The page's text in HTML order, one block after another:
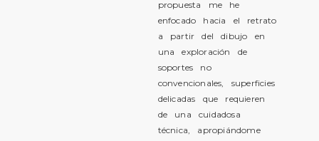
propuesta me he
enfocado hacia el retrato
a partir del dibujo en
una exploración de
soportes no
convencionales, superficies
delicadas que requieren
de una cuidadosa
técnica, apropiándome